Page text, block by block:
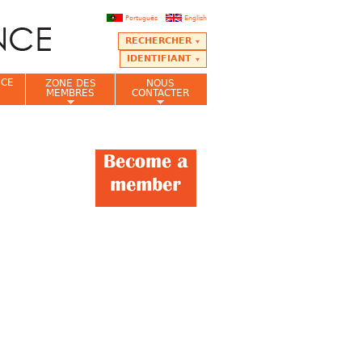
English
Português
RECHERCHER
IDENTIFIANT
ZONE DES
MEMBRES
NOUS
CONTACTER